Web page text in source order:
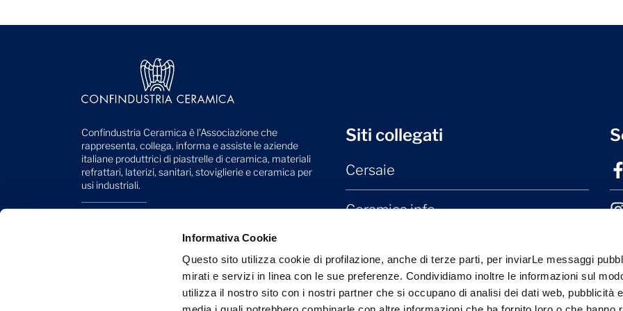
Informativa Cookie
Questo sito utilizza cookie di profilazione, anche di terze parti, per inviarLe messaggi
mirati e servizi in linea con le sue preferenze. Condividiamo inoltre le informazioni sul
utilizza il nostro sito con i nostri partner che si occupano di analisi dei dati web, pubblicità
Confindustria Ceramica è l'Associazione che
rappresenta, collega, informa e assiste le aziende
italiane produttrici di piastrelle di ceramica, materiali
refrattari, laterizi, sanitari, stoviglierie e ceramica per
usi industriali.
41049 Sassuolo (MO) - Italy
info@confindustriaceramica.it
confindustriaceramicaarealavoro@legalmail.it
Siti collegati
Cersaie
Ceramica.info
Laterizio.it